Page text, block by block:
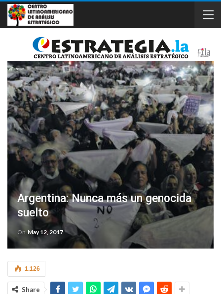
Argentina: Nunca más un genocida
suelto
OnMay 12, 2017
1.126
Share